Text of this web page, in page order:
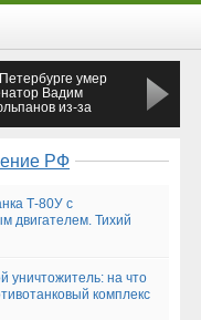
умер
Вадим
из-за
РФ
Т-80У с
двигателем. Тихий
уничтожитель: на что
комплекс